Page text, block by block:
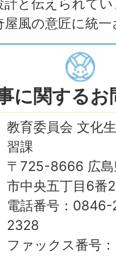
計と伝えられて
屋風の意匠に統
に関する
教育委員会 文化
習課
〒725-8666 広島
市中央五丁目6番
電話番号：
2328
ファックス番号：